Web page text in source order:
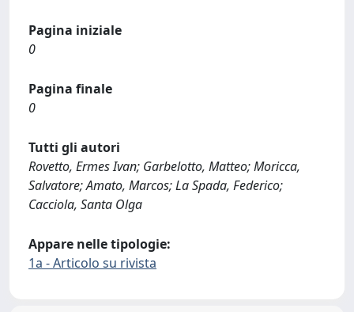
Pagina iniziale
0
Pagina finale
0
Tutti gli autori
Rovetto, Ermes Ivan; Garbelotto, Matteo; Moricca,
Salvatore; Amato, Marcos; La Spada, Federico;
Cacciola, Santa Olga
Appare nelle tipologie:
1a - Articolo su rivista